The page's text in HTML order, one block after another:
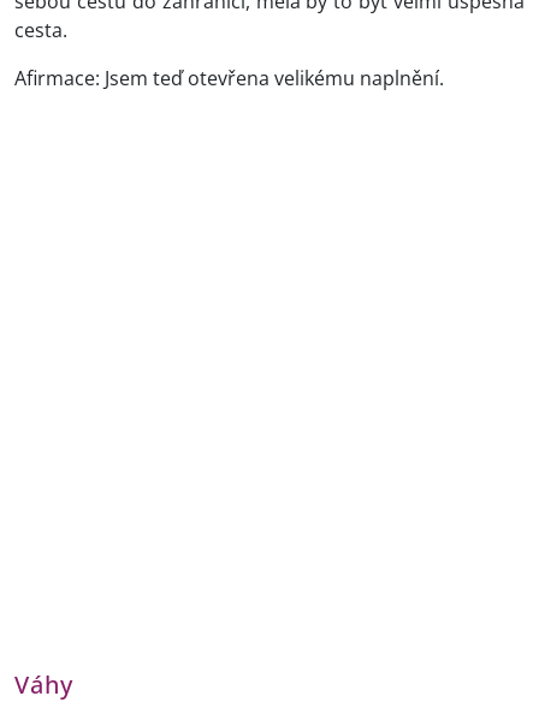
cesta.
Afirmace: Jsem teď otevřena velikému naplnění.
Váhy